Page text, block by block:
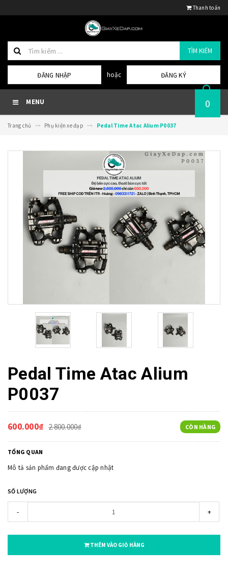
Thanh toán
TÌM KIẾM
ĐĂNG NHẬP hoặc ĐĂNG KÝ
MENU 0
Trang chủ Phụ kiện xe đạp Pedal Time Atac Alium P0037
Pedal Time Atac Alium
P0037
600.000₫ 2.800.000₫ CÒN HÀNG
TỔNG QUAN
Mô tả sản phẩm đang được cập nhật
SỐ LƯỢNG
- +
THÊM VÀO GIỎ HÀNG